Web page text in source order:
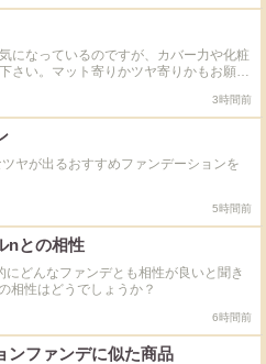
になっているのですが、カバー力や化粧
さい。マット寄りかツヤ寄りかもお願い
3時間前
ヤが出るおすすめファンデーションを
5時間前
nとの相性
どんなファンデとも相性が良いと聞き
相性はどうでしょうか？
6時間前
ンファンデに似た商品